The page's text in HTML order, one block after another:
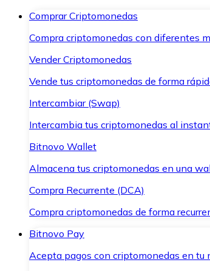
Comprar Criptomonedas
Compra criptomonedas con diferentes
Vender Criptomonedas
Vende tus criptomonedas de forma
Intercambiar (Swap)
Intercambia tus criptomonedas al
Bitnovo Wallet
Almacena tus criptomonedas en una
Compra Recurrente (DCA)
Compra criptomonedas de forma
Bitnovo Pay
Acepta pagos con criptomonedas en tu